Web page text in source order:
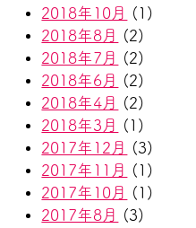
2018年10月
(1)
2018年8月
(2)
2018年7月
(2)
2018年6月
(2)
2018年4月
(2)
2018年3月
(1)
2017年12月
(3)
2017年11月
(1)
2017年10月
(1)
2017年8月
(3)